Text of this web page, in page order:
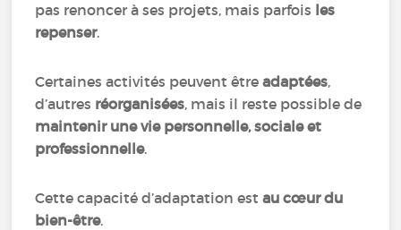
pas renoncer à ses projets, mais parfois les
repenser.
Certaines activités peuvent êtreadaptées,
d’autres réorganisées, mais il reste possible de
maintenir une vie personnelle, sociale et
professionnelle.
Cette capacité d’adaptation estau cœur du
bien-être.